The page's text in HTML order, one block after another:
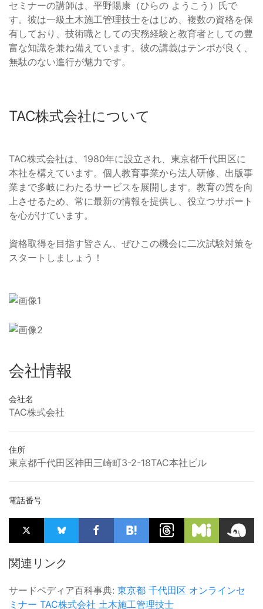
セミナーの講師は、平野陽康（ひらの ようこう）氏で
す。彼は一級土木施工管理技士をはじめ、複数の資格を保
有しており、技術職としての実務経験と教育者としての豊
富な知識を兼ね備えています。彼の講義はテンポが良く、
無駄のない進行が魅力です。
TAC株式会社について
TAC株式会社は、1980年に設立され、東京都千代田区に
本社を構えています。個人教育事業から法人研修、出版事
業まで多岐にわたるサービスを展開します。教育の質を向
上させるため、常に最新の情報を提供し、役立つサポート
を心がけています。
資格取得を目指す皆さん、ぜひこの機会に二次試験対策を
スタートしましょう！
会社情報
会社名
TAC株式会社
住所
東京都千代田区神田三崎町3-2-18TAC本社ビル
電話番号
関連リンク
サードペディア百科事典: 東京都 千代田区 オンラインセ
ミナー TAC株式会社 土木施工管理技士